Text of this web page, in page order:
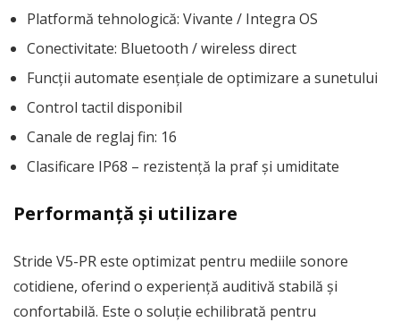
Platformă tehnologică: Vivante / Integra OS
Conectivitate: Bluetooth / wireless direct
Funcții automate esențiale de optimizare a sunetului
Control tactil disponibil
Canale de reglaj fin: 16
Clasificare IP68 – rezistență la praf și umiditate
Performanță și utilizare
Stride V5-PR este optimizat pentru mediile sonore
cotidiene, oferind o experiență auditivă stabilă și
confortabilă. Este o soluție echilibrată pentru